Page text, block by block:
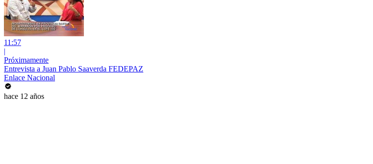
11:57
|
Próximamente
Entrevista a Juan Pablo Saaverda FEDEPAZ
Enlace Nacional
hace 12 años